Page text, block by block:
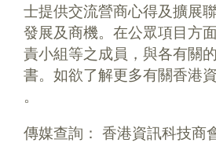
士提供交流營商心得及擴展
發展及商機。在公眾項目方
責小組等之成員，與各有關
書。如欲了解更多有關香港
。
傳媒查詢： 香港資訊科技商